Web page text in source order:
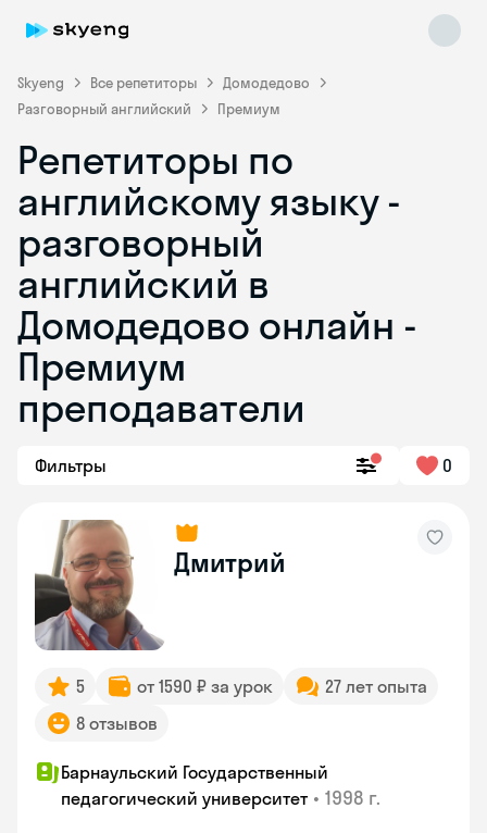
Skyeng Все репетиторы
Домодедово
Разговорный английский
Премиум
Репетиторы по
английскому языку -
разговорный
английский в
Домодедово онлайн -
Премиум
преподаватели
Фильтры 0
Дмитрий
5 от 1590 ₽ за урок
27 лет опыта
8 отзывов
Барнаульский Государственный
педагогический университет • 1998 г.
Skyeng Chat